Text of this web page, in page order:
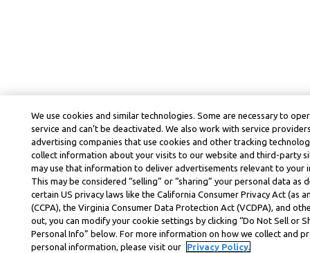
We use cookies and similar technologies. Some are necessary to
service and can’t be deactivated. We also work with service
advertising companies that use cookies and other tracking
collect information about your visits to our website and third-party
may use that information to deliver advertisements relevant to your
This may be considered “selling” or “sharing” your personal data as
certain US privacy laws like the California Consumer Privacy Act (as
(CCPA), the Virginia Consumer Data Protection Act (VCDPA), and
out, you can modify your cookie settings by clicking “Do Not Sell or
Personal Info” below. For more information on how we collect and
personal information, please visit our
Privacy Policy.